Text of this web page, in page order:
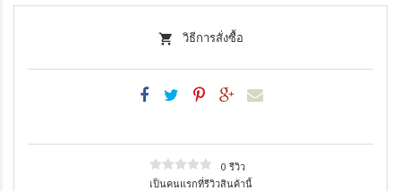
วิธีการสั่งซื้อ
0 รีวิว
เป็นคนแรกที่รีวิวสินค้านี้